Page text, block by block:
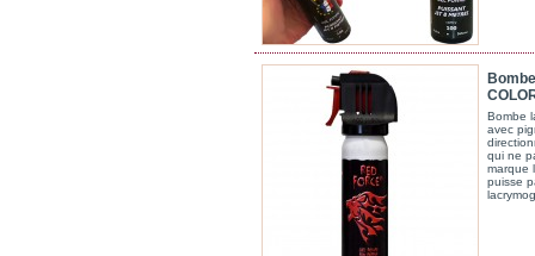
Bombe
avec
qui ne
marque
puisse